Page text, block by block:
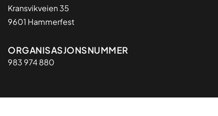
Kransvikveien 35
9601 Hammerfest
Organisasjon
ORGANISASJONSNUMMER
983 974 880